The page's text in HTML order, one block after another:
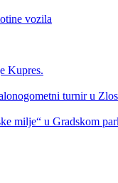
vozila
Kupres.
turnir u
milje“ u Gradskom